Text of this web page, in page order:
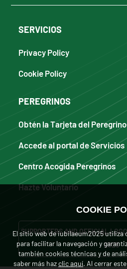
SERVICIOS
Privacy Policy
Cookie Policy
PEREGRINOS
Obtén la Tarjeta del Peregrino
Accede al portal de Servicios
Centro Acogida Peregrinos
Hazte Voluntario
SUPPORTERS AND OFFICIAL
2025
COOKIE
El sitio web de iubilaeum2025 utiliza
para facilitar la navegación y
también cookies técnicas y de
saber más hazclic aquí. Al cerrar